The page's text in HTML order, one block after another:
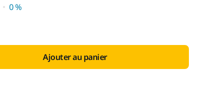
0 %
Ajouter au panier